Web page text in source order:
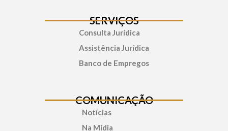
SERVIÇOS
Consulta Jurídica
Assistência Jurídica
Banco de Empregos
COMUNICAÇÃO
Notícias
Na Mídia